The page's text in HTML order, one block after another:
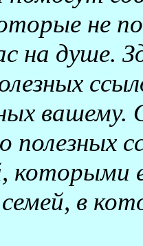
не
на душе.
полезных
которыми
в